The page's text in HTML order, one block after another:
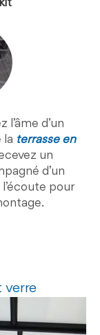
l’âme d’un
la terrasse en
un
d’un
pour
verre